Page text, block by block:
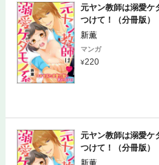
元ヤン教師は溺愛ケ
つけて！（分冊版）
新薫
マンガ
220
元ヤン教師は溺愛ケ
つけて！（分冊版）
新薫